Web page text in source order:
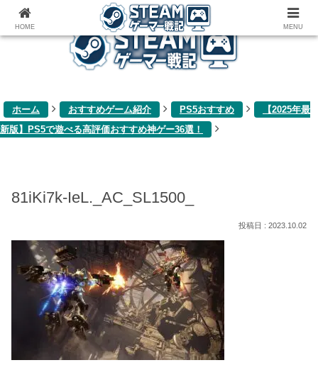
ゲーム関連雑記ブログ
ホーム おすすめゲーム紹介 PS5おすすめ
【2025年最
新版】PS5で遊べる高評価おすすめ神ゲー36選！
81iKi7k-IeL._AC_SL1500_
2023.10.02
HOME MENU